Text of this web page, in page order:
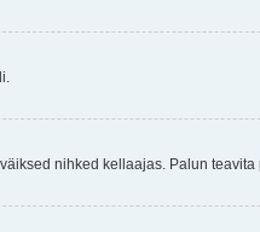
nihked kellaajas. Palun